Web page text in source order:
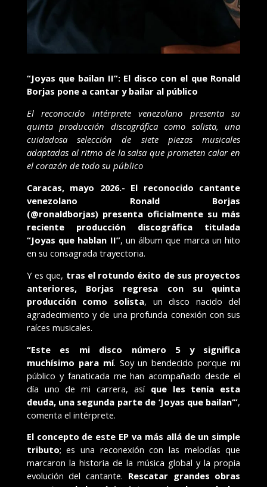
“Joyas que bailan II”: El disco con el que Ronald
Borjas pone a cantar y bailar al público
El reconocido intérprete venezolano presenta su
quinta producción discográfica como solista, una
cuidadosa selección de siete piezas musicales
adaptadas al ritmo de la salsa que prometen calar en
el corazón de todo su público
Caracas, mayo 2026.- El reconocido cantante
venezolano Ronald Borjas
(@ronaldborjas) presenta oficialmente su más
reciente producción discográfica titulada
“Joyas que hablan II”, un álbum que marca un hito
en su consagrada trayectoria.
Y es que, tras el rotundo éxito de sus proyectos
anteriores, Borjas regresa con su quinta
producción como solista, un disco nacido del
agradecimiento y de una profunda conexión con sus
raíces musicales.
“Este es mi disco número 5 y significa
muchísimo para mí. Soy un bendecido porque mi
público y fanaticada me han acompañado desde el
día uno de mi carrera, así que les tenía esta
deuda, una segunda parte de ‘Joyas que bailan’”,
comenta el intérprete.
El concepto de este EP va más allá de un simple
tributo; es una reconexión con las melodías que
marcaron la historia de la música global y la propia
evolución del cantante. Rescatar grandes obras